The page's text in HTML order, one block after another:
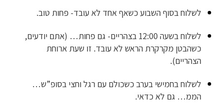
לשלוח בסוף השבוע כשאף אחד לא עובד- פחות טוב.
לשלוח בשעה 12:00 בצהריים- גם פחות… (אתם יודעים,
כשהבטן מקרקרת הראש לא עובד. זו שעת ארוחת
הצהריים).
לשלוח בחמישי בערב כשכולם עם רגל וחצי בסופ”ש…
הממ… גם לא כדאי.